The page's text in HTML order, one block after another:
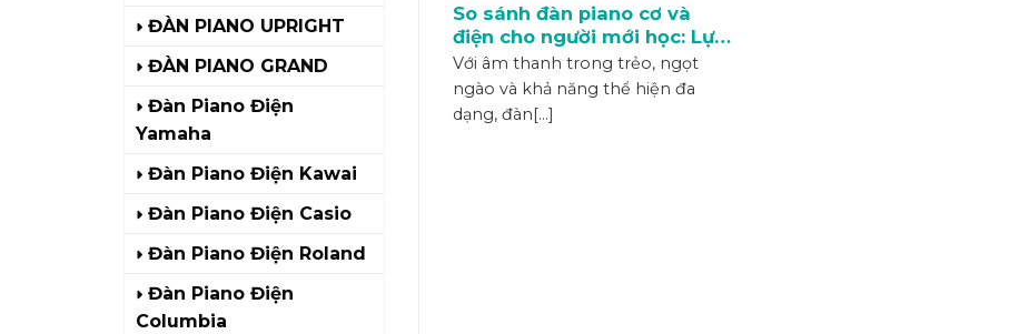
ĐÀN PIANO UPRIGHT
ĐÀN PIANO GRAND
Đàn Piano Điện
Yamaha
Đàn Piano Điện Kawai
Đàn Piano Điện Casio
Đàn Piano Điện Roland
Đàn Piano Điện
Columbia
So sánh đàn piano cơ và
điện cho người mới học: Lựa
chọn tốt nhất cho bạn!
Với âm thanh trong trẻo, ngọt
ngào và khả năng thể hiện đa
dạng, đàn[...]